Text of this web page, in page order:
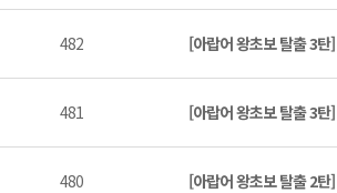
482 [아랍어 왕초보 탈출 3탄]
481 [아랍어 왕초보 탈출 3탄]
480 [아랍어 왕초보 탈출 2탄]